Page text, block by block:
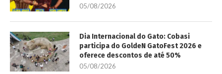
05/08/2026
Dia Internacional do Gato: Cobasi
participa do GoldeN GatoFest 2026 e
oferece descontos de até 50%
05/08/2026